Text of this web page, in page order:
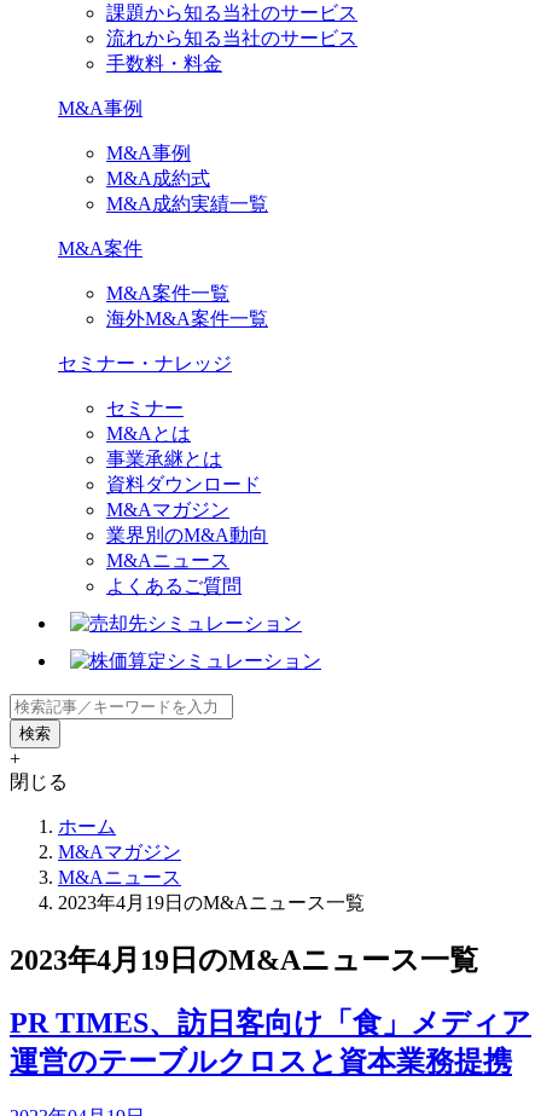
課題から知る当社のサービス
流れから知る当社のサービス
手数料・料金
M&A事例
M&A事例
M&A成約式
M&A成約実績一覧
M&A案件
M&A案件一覧
海外M&A案件一覧
セミナー・ナレッジ
セミナー
M&Aとは
事業承継とは
資料ダウンロード
M&Aマガジン
業界別のM&A動向
M&Aニュース
よくあるご質問
+
閉じる
ホーム
M&Aマガジン
M&Aニュース
2023年4月19日のM&Aニュース一覧
2023年4月19日のM&Aニュース一覧
PR TIMES、訪日客向け「食」メディア
運営のテーブルクロスと資本業務提携